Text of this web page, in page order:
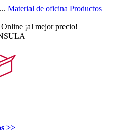
Material de oficina Productos
¡al mejor precio!
>>